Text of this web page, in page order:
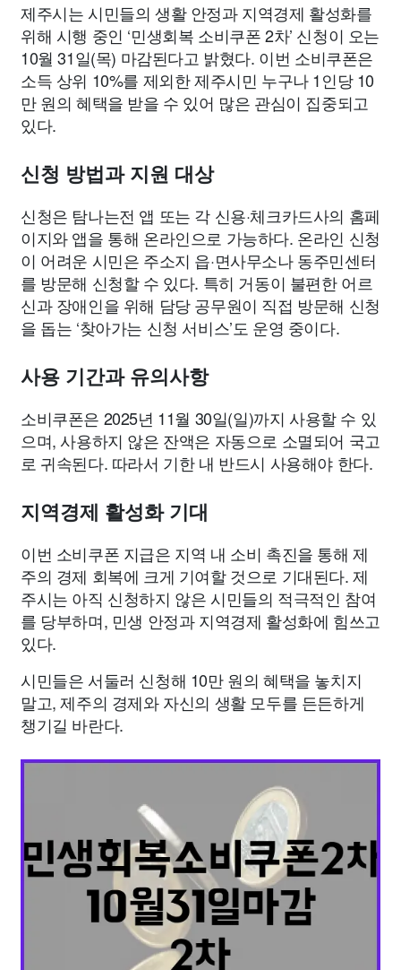
제주시는 시민들의 생활 안정과 지역경제 활성화를
위해 시행 중인 ‘민생회복 소비쿠폰 2차’ 신청이 오는
10월 31일(목) 마감된다고 밝혔다. 이번 소비쿠폰은
소득 상위 10%를 제외한 제주시민 누구나 1인당 10
만 원의 혜택을 받을 수 있어 많은 관심이 집중되고
있다.
신청 방법과 지원 대상
신청은 탐나는전 앱 또는 각 신용·체크카드사의 홈페
이지와 앱을 통해 온라인으로 가능하다. 온라인 신청
이 어려운 시민은 주소지 읍·면사무소나 동주민센터
를 방문해 신청할 수 있다. 특히 거동이 불편한 어르
신과 장애인을 위해 담당 공무원이 직접 방문해 신청
을 돕는 ‘찾아가는 신청 서비스’도 운영 중이다.
사용 기간과 유의사항
소비쿠폰은 2025년 11월 30일(일)까지 사용할 수 있
으며, 사용하지 않은 잔액은 자동으로 소멸되어 국고
로 귀속된다. 따라서 기한 내 반드시 사용해야 한다.
지역경제 활성화 기대
이번 소비쿠폰 지급은 지역 내 소비 촉진을 통해 제
주의 경제 회복에 크게 기여할 것으로 기대된다. 제
주시는 아직 신청하지 않은 시민들의 적극적인 참여
를 당부하며, 민생 안정과 지역경제 활성화에 힘쓰고
있다.
시민들은 서둘러 신청해 10만 원의 혜택을 놓치지
말고, 제주의 경제와 자신의 생활 모두를 든든하게
챙기길 바란다.